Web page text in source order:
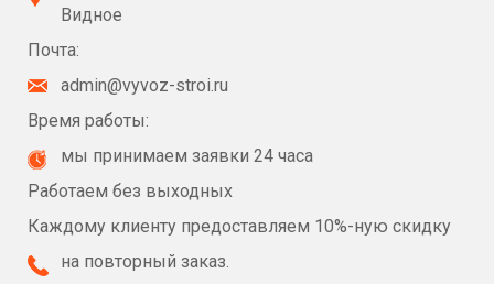
Видное
Почта:
admin@vyvoz-stroi.ru
Время работы:
мы принимаем заявки 24 часа
Работаем без выходных
Каждому клиенту предоставляем 10%-ную скидку
на повторный заказ.